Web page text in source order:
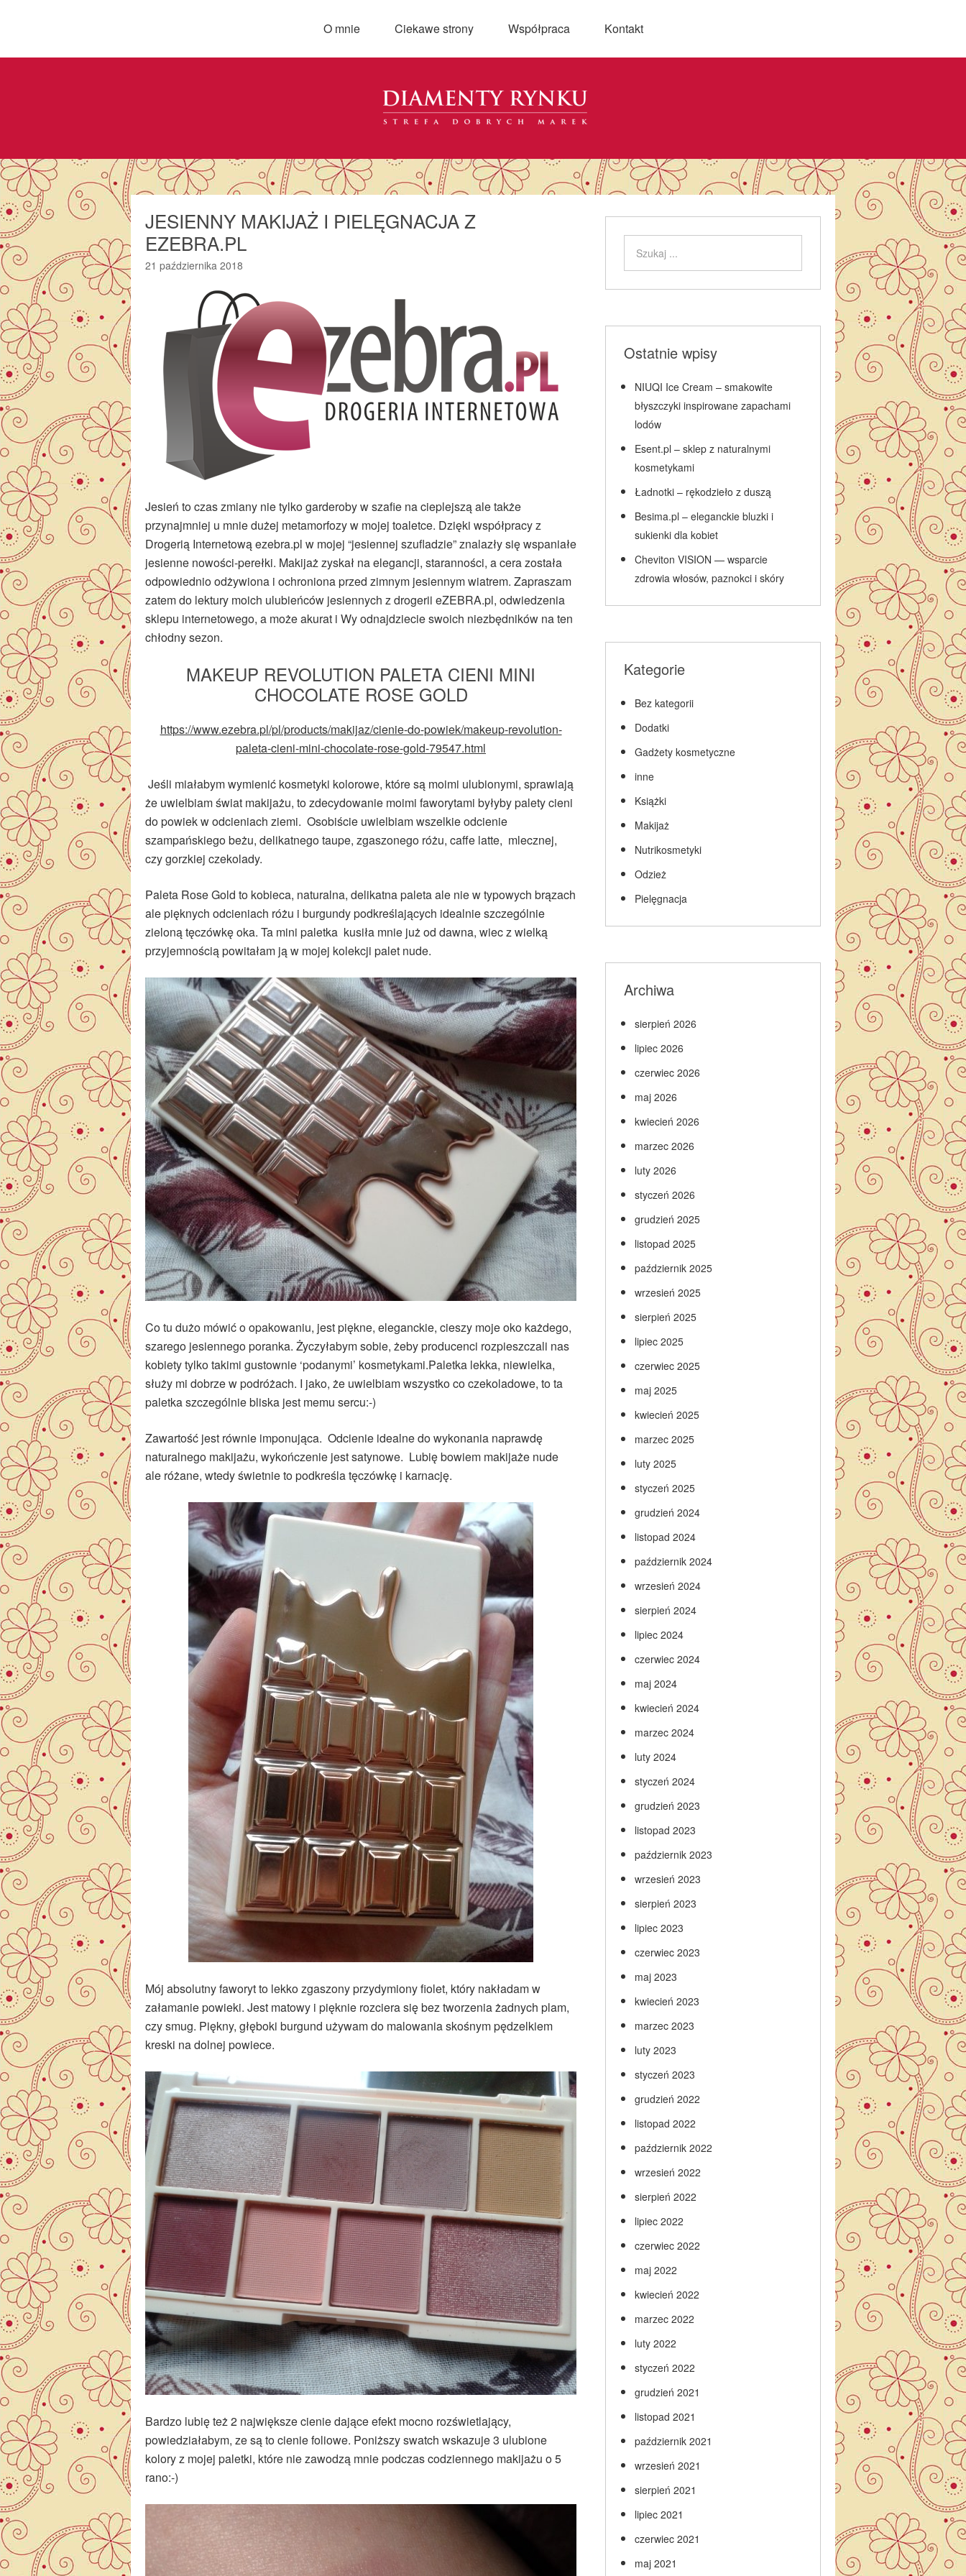
O mnie Ciekawe strony Współpraca Kontakt
JESIENNY MAKIJAŻ I PIELĘGNACJA Z
EZEBRA.PL
21 października 2018
Jesień to czas zmiany nie tylko garderoby w szafie na cieplejszą ale także
przynajmniej u mnie dużej metamorfozy w mojej toaletce. Dzięki współpracy z
Drogerią Internetową ezebra.pl w mojej “jesiennej szufladzie” znalazły się wspaniałe
jesienne nowości-perełki. Makijaż zyskał na elegancji, staranności, a cera została
odpowiednio odżywiona i ochroniona przed zimnym jesiennym wiatrem. Zapraszam
zatem do lektury moich ulubieńców jesiennych z drogerii eZEBRA.pl, odwiedzenia
sklepu internetowego, a może akurat i Wy odnajdziecie swoich niezbędników na ten
chłodny sezon.
MAKEUP REVOLUTION PALETA CIENI MINI
CHOCOLATE ROSE GOLD
https://www.ezebra.pl/pl/products/makijaz/cienie-do-powiek/makeup-revolution-
paleta-cieni-mini-chocolate-rose-gold-79547.html
Jeśli miałabym wymienić kosmetyki kolorowe, które są moimi ulubionymi, sprawiają
że uwielbiam świat makijażu, to zdecydowanie moimi faworytami byłyby palety cieni
do powiek w odcieniach ziemi. Osobiście uwielbiam wszelkie odcienie
szampańskiego beżu, delikatnego taupe, zgaszonego różu, caffe latte, mlecznej,
czy gorzkiej czekolady.
Paleta Rose Gold to kobieca, naturalna, delikatna paleta ale nie w typowych brązach
ale pięknych odcieniach różu i burgundy podkreślających idealnie szczególnie
zieloną tęczówkę oka. Ta mini paletka kusiła mnie już od dawna, wiec z wielką
przyjemnością powitałam ją w mojej kolekcji palet nude.
Co tu dużo mówić o opakowaniu, jest piękne, eleganckie, cieszy moje oko każdego,
szarego jesiennego poranka. Życzyłabym sobie, żeby producenci rozpieszczali nas
kobiety tylko takimi gustownie ‘podanymi’ kosmetykami.Paletka lekka, niewielka,
służy mi dobrze w podróżach. I jako, że uwielbiam wszystko co czekoladowe, to ta
paletka szczególnie bliska jest memu sercu:-)
Zawartość jest równie imponująca. Odcienie idealne do wykonania naprawdę
naturalnego makijażu, wykończenie jest satynowe. Lubię bowiem makijaże nude
ale różane, wtedy świetnie to podkreśla tęczówkę i karnację.
Mój absolutny faworyt to lekko zgaszony przydymiony fiolet, który nakładam w
załamanie powieki. Jest matowy i pięknie rozciera się bez tworzenia żadnych plam,
czy smug. Piękny, głęboki burgund używam do malowania skośnym pędzelkiem
kreski na dolnej powiece.
Bardzo lubię też 2 największe cienie dające efekt mocno rozświetlający,
powiedziałabym, ze są to cienie foliowe. Poniższy swatch wskazuje 3 ulubione
kolory z mojej paletki, które nie zawodzą mnie podczas codziennego makijażu o 5
rano:-)
Ostatnie wpisy
NIUQI Ice Cream – smakowite
błyszczyki inspirowane zapachami
lodów
Esent.pl – sklep z naturalnymi
kosmetykami
Ładnotki – rękodzieło z duszą
Besima.pl – eleganckie bluzki i
sukienki dla kobiet
Cheviton VISION — wsparcie
zdrowia włosów, paznokci i skóry
Kategorie
Bez kategorii
Dodatki
Gadżety kosmetyczne
inne
Książki
Makijaż
Nutrikosmetyki
Odzież
Pielęgnacja
Archiwa
sierpień 2026
lipiec 2026
czerwiec 2026
maj 2026
kwiecień 2026
marzec 2026
luty 2026
styczeń 2026
grudzień 2025
listopad 2025
październik 2025
wrzesień 2025
sierpień 2025
lipiec 2025
czerwiec 2025
maj 2025
kwiecień 2025
marzec 2025
luty 2025
styczeń 2025
grudzień 2024
listopad 2024
październik 2024
wrzesień 2024
sierpień 2024
lipiec 2024
czerwiec 2024
maj 2024
kwiecień 2024
marzec 2024
luty 2024
styczeń 2024
grudzień 2023
listopad 2023
październik 2023
wrzesień 2023
sierpień 2023
lipiec 2023
czerwiec 2023
maj 2023
kwiecień 2023
marzec 2023
luty 2023
styczeń 2023
grudzień 2022
listopad 2022
październik 2022
wrzesień 2022
sierpień 2022
lipiec 2022
czerwiec 2022
maj 2022
kwiecień 2022
marzec 2022
luty 2022
styczeń 2022
grudzień 2021
listopad 2021
październik 2021
wrzesień 2021
sierpień 2021
lipiec 2021
czerwiec 2021
maj 2021